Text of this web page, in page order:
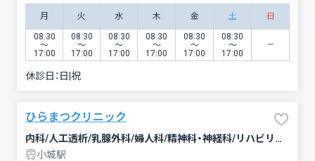
月 火 水 木 金 土 日
08:30
〜
17:00
08:30
〜
17:00
08:30
〜
17:00
08:30
〜
17:00
08:30
〜
17:00
08:30
〜
17:00
休診日： 日|祝
ひらまつクリニック
内科/人工透析/乳腺外科/婦人科/精神科・神経科/リハビリテーション/放射線科
小城駅